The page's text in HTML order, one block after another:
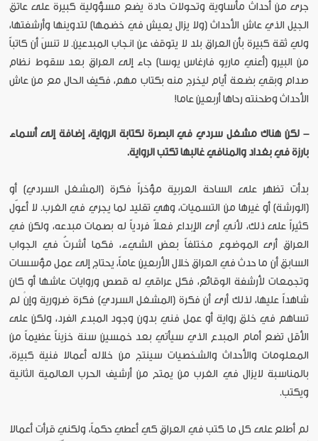
جرى من أحداث مأساوية وتحولات حادة يضع مسؤولية كبيرة على عاتق
الجيل الذي عاش الأحداث (ولا يزال يعيش في خضمها) لتدوينها وأرشفتها،
ولي ثقة كبيرة بأن العراق بلد لا يتوقف عن انجاب المبدعين. لا تنسَ أن كاتباً
من البيرو (أعني ماريو فارغاس يوسا) جاء إلى العراق بعد سقوط نظام
صدام وبقي بضعة أيام ليخرج منه بكتاب مهم، فكيف الحال مع من عاش
الأحداث وطحنته رحاها أربعين عاما!
- لكن هناك مشغل سردي في البصرة لكتابة الرواية، إضافة إلى أسماء
بارزة في بغداد والمنافي غالبها تكتب الرواية.
بدأت تظهر على الساحة العربية مؤخراً فكرة (المشغل السردي) أو
(الورشة) أو غيرها من التسميات، وهي تقليد لما يجري في الغرب. لا أعوّل
كثيراً على ذلك، لأني أرى الإبداع فعلاً فردياً له بصمات مبدعه، ولكن في
العراق أرى الموضوع مختلفاً بعض الشيء، فكما أشرتُ في الجواب
السابق أن ما حدث في العراق خلال الأربعين عاماً، يحتاج إلى عمل مؤسسات
وتجمعات لأرشفة الوقائع، فكل عراقي له قصص وروايات عاشها أو كان
شاهداً عليها، لذلك أرى أن فكرة (المشغل السردي) فكرة ضرورية وإنْ لم
تساهم في خلق رواية أو عمل فني بدون وجود المبدع الفرد، ولكن على
الأقل تضع أمام المبدع الذي سيأتي بعد خمسين سنة خزيناً عظيماً من
المعلومات والأحداث والشخصيات سينتج من خلاله أعمالا فنية كبيرة،
بالمناسبة لايزال في الغرب من يمتح من أرشيف الحرب العالمية الثانية
ويكتب.
لم أطلع على كل ما كتب في العراق كي أعطي حكماً، ولكني قرأت أعمالا